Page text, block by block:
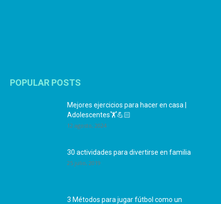
POPULAR POSTS
Mejores ejercicios para hacer en casa |
Adolescentes🏋️💪🏻
12 agosto, 2024
30 actividades para divertirse en familia
25 julio, 2019
3 Métodos para jugar fútbol como un